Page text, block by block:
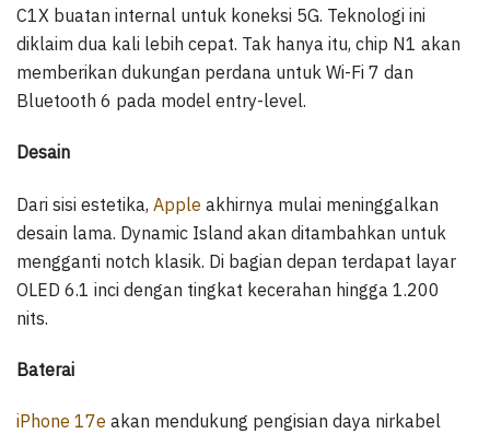
C1X buatan internal untuk koneksi 5G. Teknologi ini
diklaim dua kali lebih cepat. Tak hanya itu, chip N1 akan
memberikan dukungan perdana untuk Wi-Fi 7 dan
Bluetooth 6 pada model entry-level.
Desain
Dari sisi estetika, Apple akhirnya mulai meninggalkan
desain lama. Dynamic Island akan ditambahkan untuk
mengganti notch klasik. Di bagian depan terdapat layar
OLED 6.1 inci dengan tingkat kecerahan hingga 1.200
nits.
Baterai
iPhone 17e akan mendukung pengisian daya nirkabel